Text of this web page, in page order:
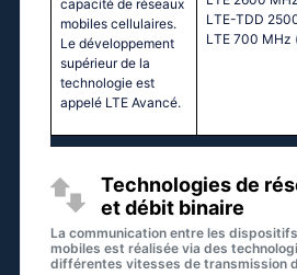
capacité de réseaux
mobiles cellulaires.
Le développement
supérieur de la
technologie est
appelé LTE Avancé.
LТЕ-ТDD
LТЕ 700 МНz
Technologies de
et débit binaire
La communication entre les
mobiles est réalisée via des
différentes vitesses de transmission